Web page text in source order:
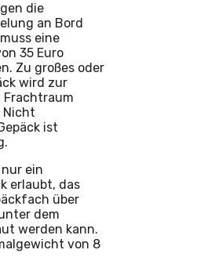
die
an Bord
eine
35 Euro
Zu großes oder
wird zur
Frachtraum
Nicht
ist
ein
erlaubt, das
über
dem
werden kann.
von 8